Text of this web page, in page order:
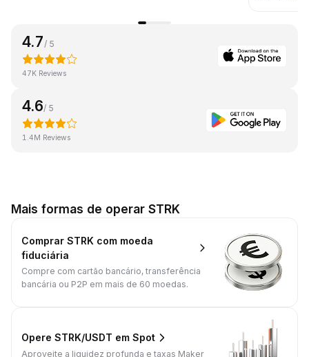
4.7 / 5
47K Reviews
4.6/ 5
1.4M Reviews
Mais formas de operar STRK
Comprar STRK com moeda
fiduciária
Compre com cartão bancário, transferência
bancária ou P2P em mais de 60 moedas.
Opere STRK/USDT em Spot
Aproveite a liquidez profunda e taxas Maker